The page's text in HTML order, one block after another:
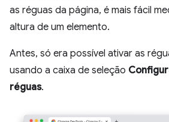
as réguas da página, é mais fácil
altura de um elemento.
Antes, só era possível ativar as
usando a caixa de seleção
réguas.